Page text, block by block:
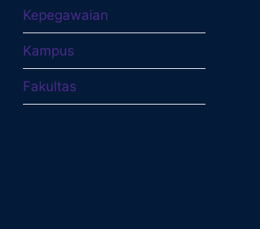
Kepegawaian
Kampus
Fakultas